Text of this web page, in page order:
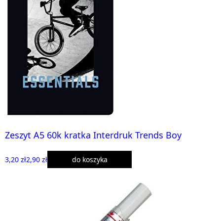
Zeszyt A5 60k kratka Interdruk Trends Boy
3,20 zł2,90 zł do koszyka